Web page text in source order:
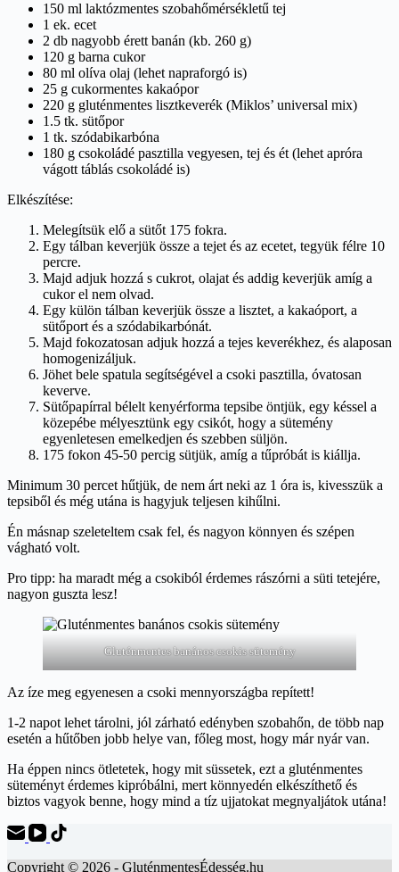
150 ml laktózmentes szobahőmérsékletű tej
1 ek. ecet
2 db nagyobb érett banán (kb. 260 g)
120 g barna cukor
80 ml olíva olaj (lehet napraforgó is)
25 g cukormentes kakaópor
220 g gluténmentes lisztkeverék (Miklos’ universal mix)
1.5 tk. sütőpor
1 tk. szódabikarbóna
180 g csokoládé pasztilla vegyesen, tej és ét (lehet apróra
vágott táblás csokoládé is)
Elkészítése:
Melegítsük elő a sütőt 175 fokra.
Egy tálban keverjük össze a tejet és az ecetet, tegyük félre 10
percre.
Majd adjuk hozzá s cukrot, olajat és addig keverjük amíg a
cukor el nem olvad.
Egy külön tálban keverjük össze a lisztet, a kakaóport, a
sütőport és a szódabikarbónát.
Majd fokozatosan adjuk hozzá a tejes keverékhez, és alaposan
homogenizáljuk.
Jöhet bele spatula segítségével a csoki pasztilla, óvatosan
keverve.
Sütőpapírral bélelt kenyérforma tepsibe öntjük, egy késsel a
közepébe mélyesztünk egy csikót, hogy a sütemény
egyenletesen emelkedjen és szebben süljön.
175 fokon 45-50 percig sütjük, amíg a tűpróbát is kiállja.
Minimum 30 percet hűtjük, de nem árt neki az 1 óra is, kivesszük a
tepsiből és még utána is hagyjuk teljesen kihűlni.
Én másnap szeleteltem csak fel, és nagyon könnyen és szépen
vágható volt.
Pro tipp: ha maradt még a csokiból érdemes rászórni a süti tetejére,
nagyon guszta lesz!
Gluténmentes banános csokis sütemény
Az íze meg egyenesen a csoki mennyországba repített!
1-2 napot lehet tárolni, jól zárható edényben szobahőn, de több nap
esetén a hűtőben jobb helye van, főleg most, hogy már nyár van.
Ha éppen nincs ötletetek, hogy mit süssetek, ezt a gluténmentes
süteményt érdemes kipróbálni, mert könnyedén elkészíthető és
biztos vagyok benne, hogy mind a tíz ujjatokat megnyaljátok utána!
Copyright © 2026 - GluténmentesÉdesség.hu